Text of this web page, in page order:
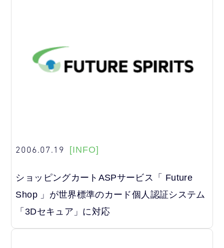
2006.07.19 [INFO]
ショッピングカートASPサービス「 Future
Shop 」が世界標準のカード個人認証システム
「3Dセキュア」に対応